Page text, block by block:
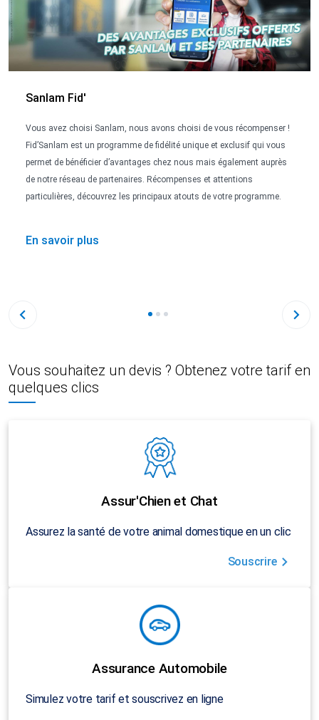
Sanlam Fid'
Vous avez choisi Sanlam, nous avons choisi de vous récompenser !
Fid’Sanlam est un programme de fidélité unique et exclusif qui vous
permet de bénéficier d’avantages chez nous mais également auprès
de notre réseau de partenaires. Récompenses et attentions
particulières, découvrez les principaux atouts de votre programme.
En savoir plus
Vous souhaitez un devis ? Obtenez votre tarif en
quelques clics
Assur'Chien et Chat
Assurez la santé de votre animal domestique en un clic
Souscrire
Assurance Automobile
Simulez votre tarif et souscrivez en ligne